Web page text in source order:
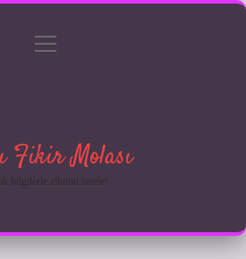
Politikası
menüyü
Fikir Molası
bilgilerle zihnini tazele!